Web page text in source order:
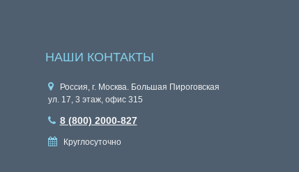
НАШИ КОНТАКТЫ
Россия, г. Москва. Большая Пироговская
ул. 17, 3 этаж, офис 315
8 (800) 2000-827
Круглосуточно